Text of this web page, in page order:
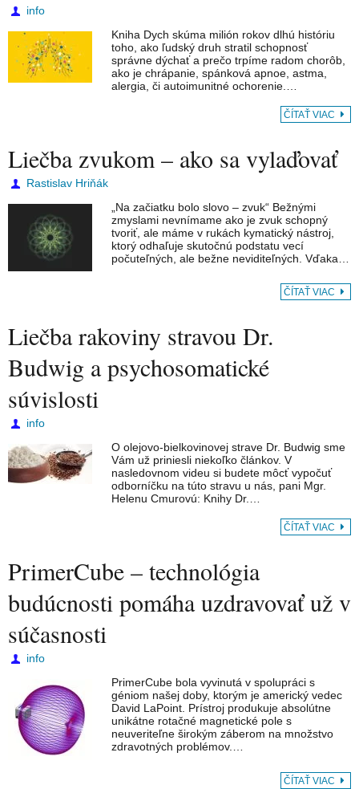
info
Kniha Dych skúma milión rokov dlhú históriu
toho, ako ľudský druh stratil schopnosť
správne dýchať a prečo trpíme radom chorôb,
ako je chrápanie, spánková apnoe, astma,
alergia, či autoimunitné ochorenie.…
ČÍTAŤ VIAC
Liečba zvukom – ako sa vylaďovať
Rastislav Hriňák
„Na začiatku bolo slovo – zvuk“ Bežnými
zmyslami nevnímame ako je zvuk schopný
tvoriť, ale máme v rukách kymatický nástroj,
ktorý odhaľuje skutočnú podstatu vecí
počuteľných, ale bežne neviditeľných. Vďaka…
ČÍTAŤ VIAC
Liečba rakoviny stravou Dr.
Budwig a psychosomatické
súvislosti
info
O olejovo-bielkovinovej strave Dr. Budwig sme
Vám už priniesli niekoľko článkov. V
nasledovnom videu si budete môcť vypočuť
odborníčku na túto stravu u nás, pani Mgr.
Helenu Cmurovú: Knihy Dr.…
ČÍTAŤ VIAC
PrimerCube – technológia
budúcnosti pomáha uzdravovať už v
súčasnosti
info
PrimerCube bola vyvinutá v spolupráci s
géniom našej doby, ktorým je americký vedec
David LaPoint. Prístroj produkuje absolútne
unikátne rotačné magnetické pole s
neuveriteľne širokým záberom na množstvo
zdravotných problémov.…
ČÍTAŤ VIAC